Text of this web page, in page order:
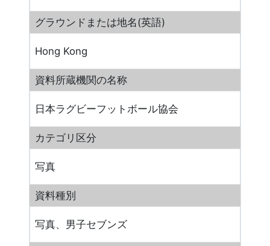
グラウンドまたは地名(英語)
Hong Kong
資料所蔵機関の名称
日本ラグビーフットボール協会
カテゴリ区分
写真
資料種別
写真、男子セブンズ